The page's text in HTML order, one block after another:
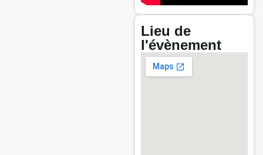
Lieu de
l'évènement